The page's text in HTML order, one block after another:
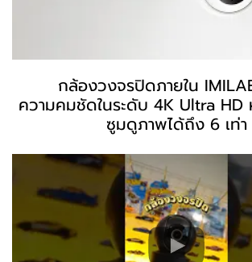
กล้องวงจรปิดภายใน
ความคมชัดในระดับ 4K Ultra HD
ซูมดูภาพได้ถึง 6 เท่า